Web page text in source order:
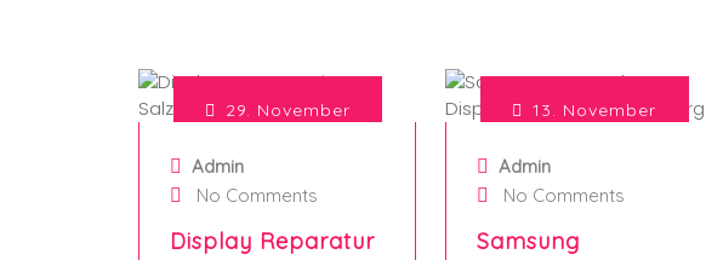
29. November
Admin
No Comments
Display Reparatur
13. November
Admin
No Comments
Samsung